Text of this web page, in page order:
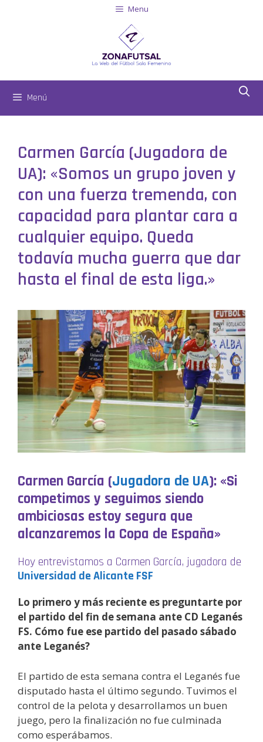
Menu
Menú
Carmen García (Jugadora de
UA): «Somos un grupo joven y
con una fuerza tremenda, con
capacidad para plantar cara a
cualquier equipo. Queda
todavía mucha guerra que dar
hasta el final de esta liga.»
Carmen García (Jugadora de UA): «Si
competimos y seguimos siendo
ambiciosas estoy segura que
alcanzaremos la Copa de España»
Hoy entrevistamos a Carmen García, jugadora de
Universidad de Alicante FSF
Lo primero y más reciente es preguntarte por
el partido del fin de semana ante CD Leganés
FS. Cómo fue ese partido del pasado sábado
ante Leganés?
El partido de esta semana contra el Leganés fue
disputado hasta el último segundo. Tuvimos el
control de la pelota y desarrollamos un buen
juego, pero la finalización no fue culminada
como esperábamos.